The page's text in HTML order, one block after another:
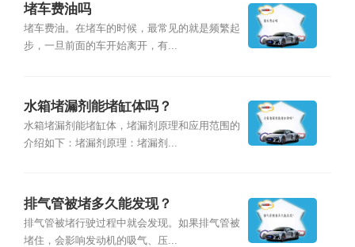
堵车费油吗
堵车费油。在堵车的时候，最常见的就是频繁起
步，一旦前面的车开始离开，有...
水箱堵漏剂能堵缸体吗？
水箱堵漏剂能堵缸体，堵漏剂原理和应用范围的
介绍如下：堵漏剂原理：堵漏剂...
排气管被堵多久能发现？
排气管被堵行驶过程中就会发现。如果排气管被
堵住，会影响发动机的吸气、压...